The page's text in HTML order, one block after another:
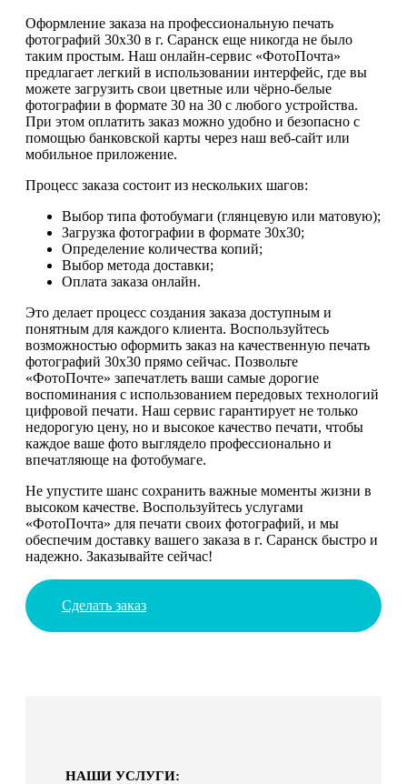
Оформление заказа на профессиональную печать
фотографий 30х30 в г. Саранск еще никогда не было
таким простым. Наш онлайн-сервис «ФотоПочта»
предлагает легкий в использовании интерфейс, где вы
можете загрузить свои цветные или чёрно-белые
фотографии в формате 30 на 30 с любого устройства.
При этом оплатить заказ можно удобно и безопасно с
помощью банковской карты через наш веб-сайт или
мобильное приложение.
Процесс заказа состоит из нескольких шагов:
Выбор типа фотобумаги (глянцевую или матовую);
Загрузка фотографии в формате 30х30;
Определение количества копий;
Выбор метода доставки;
Оплата заказа онлайн.
Это делает процесс создания заказа доступным и
понятным для каждого клиента. Воспользуйтесь
возможностью оформить заказ на качественную печать
фотографий 30х30 прямо сейчас. Позвольте
«ФотоПочте» запечатлеть ваши самые дорогие
воспоминания с использованием передовых технологий
цифровой печати. Наш сервис гарантирует не только
недорогую цену, но и высокое качество печати, чтобы
каждое ваше фото выглядело профессионально и
впечатляюще на фотобумаге.
Не упустите шанс сохранить важные моменты жизни в
высоком качестве. Воспользуйтесь услугами
«ФотоПочта» для печати своих фотографий, и мы
обеспечим доставку вашего заказа в г. Саранск быстро и
надежно. Заказывайте сейчас!
Сделать заказ
НАШИ УСЛУГИ: